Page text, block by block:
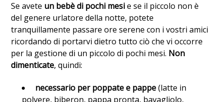
Se avete un bebè di pochi mesie se il piccolo non è
del genere urlatore della notte, potete
tranquillamente passare ore serene con i vostri amici
ricordando di portarvi dietro tutto ciò che vi occorre
per la gestione di un piccolo di pochi mesi. Non
dimenticate, quindi:
necessario per poppate e pappe(latte in
polvere, biberon, pappa pronta, bavagliolo,